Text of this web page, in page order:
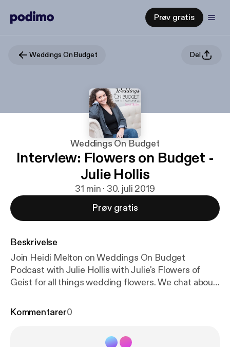
Prøv gratis
Weddings On Budget Del
Weddings On Budget
Interview: Flowers on Budget -
Julie Hollis
31 min · 30. juli 2019
Prøv gratis
Beskrivelse
Join Heidi Melton on Weddings On Budget
Podcast with Julie Hollis with Julie's Flowers of
Geist for all things wedding flowers. We chat about
budget and having fun during the wedding week.
Kommentarer0